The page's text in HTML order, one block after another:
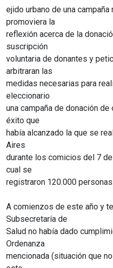
ejido urbano de una
promoviera la
reflexión acerca de la
suscripción
voluntaria de donantes y
arbitraran las
medidas necesarias para
eleccionario
una campaña de donación
éxito que
había alcanzado la que se
Aires
durante los comicios del 7
cual se
registraron 120.000
A comienzos de este año y
Subsecretaría de
Salud no había dado
Ordenanza
mencionada (situación que